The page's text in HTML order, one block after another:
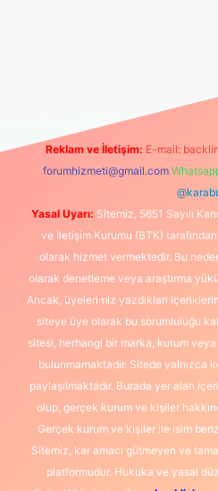
Reklam ve İletişim: E-mail:
forumhizmeti@gmail.com
Yasal Uyarı: Sitemiz, 5651 Sayılı
ve İletişim Kurumu (BTK) tarafından
olarak hizmet vermektedir. Bu
olarak denetleme veya araştırma
Ancak, üyelerimiz yazdıkları
siteye üye olarak bu sorumluluğu
sitesi, herhangi bir marka, kurum veya
bulunmamaktadır. Sitede yalnızca
paylaşılmaktadır. Burada yer alan
olup, gerçek kurum ve kişiler
Gerçek kurum ve kişiler ile isim
Sitemiz, kar amacı gütmeyen ve
platformudur. Hukuka ve yasal